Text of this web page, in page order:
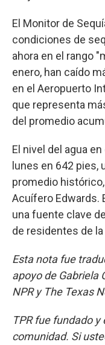
El Monitor de
condiciones de
ahora en el rango
enero, han caído
en el Aeropuerto
que representa
del promedio
El nivel del agua
lunes en 642 pies,
promedio
Acuífero Edwards.
una fuente clave
de residentes de la
Esta nota fue
apoyo de Gabriela
NPR y The Texas
TPR fue fundado
comunidad. Si